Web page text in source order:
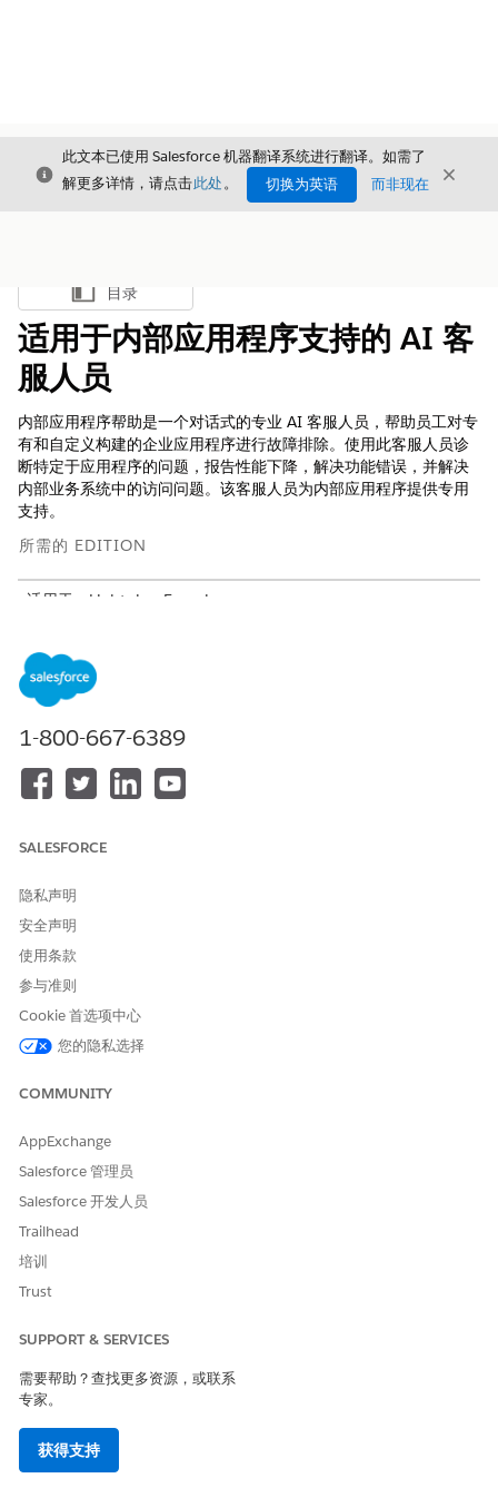
关闭
此文本已使用 Salesforce 机器翻译系统进行翻译。如需了
解更多详情，请点击此处。 切换为英语 而非现在 关闭
显示目录
目录
适用于内部应用程序支持的 AI 客
服人员
内部应用程序帮助是一个对话式的专业 AI 客服人员，帮助员工对专
有和自定义构建的企业应用程序进行故障排除。使用此客服人员诊
断特定于应用程序的问题，报告性能下降，解决功能错误，并解决
内部业务系统中的访问问题。该客服人员为内部应用程序提供专用
支持。
所需的 EDITION
适用于：Lightning Experience
Unlimited
配置其他服务目录项目模板，以支持类似的应用程序和请求类型。
这些操作会在您与专业客服人员对话期间自动运行。
使用 Knowledge 回答问题
获取合格的服务目录项目
执行服务目录项目流
获取产品发布卡
为员工创建事件
示例
在内部支出跟踪应用程序中报告错误
情况：Eric 无法提交支出报表，因为内部支出申请显示错误消
息。
AI 客服人员：我可以帮助调查这个错误。在我继续之前，要
图像格式的收据？
有 PDF 都不足 2MB。
AI 客服人员：我为费用申请团队创建了事件 INC-009245，
以调查“无效数据格式”错误。根据类似的情况，这可能是最
1-800-667-6389
SALESFORCE
隐私声明
安全声明
使用条款
参与准则
Cookie 首选项中心
您的隐私选择
COMMUNITY
AppExchange
Salesforce 管理员
Salesforce 开发人员
Trailhead
培训
Trust
SUPPORT & SERVICES
需要帮助？查找更多资源，或联系
专家。
获得支持